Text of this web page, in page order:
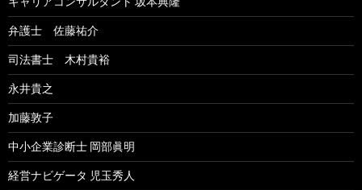
弁護士 佐藤祐介
司法書士 木村貴裕
永井貴之
加藤敦子
中小企業診断士 岡部眞明
経営ナビゲータ 児玉秀人